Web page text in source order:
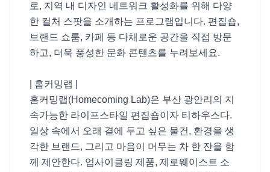
로, 지역 내 디자인 네트워크 활성화를 위해 다양
한 컬처 스팟을 소개하는 프로그램입니다. 편집숍,
브랜드 쇼룸, 카페 등 다채로운 공간을 직접 방문
하고, 더욱 풍성한 문화 콘텐츠를 누려보세요.
| 홈커밍랩 |
홈커밍랩(Homecoming Lab)은 부산 광안리의 지
속가능한 라이프스타일 편집숍이자 티하우스다.
일상 속에서 오래 곁에 두고 싶은 물건, 환경을 생
각한 브랜드, 그리고 마음이 머무는 차 한 잔을 함
께 제안한다. 업사이클링 제품, 제로웨이스트 소